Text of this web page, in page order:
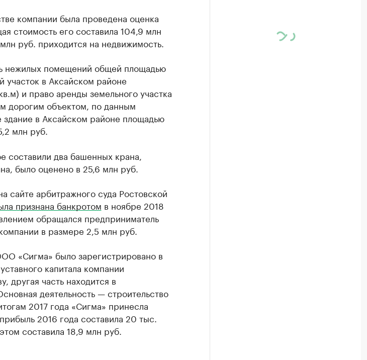
компании была проведена оценка
стоимость его составила 104,9 млн
руб. приходится на недвижимость.
нежилых помещений общей площадью
участок в Аксайском районе
и право аренды земельного участка
дорогим объектом, по данным
в Аксайском районе площадью
млн руб.
два башенных крана,
было оценено в 25,6 млн руб.
сайте арбитражного суда Ростовской
признана банкротом в ноябре 2018
обращался предприниматель
в размере 2,5 млн руб.
«Сигма» было зарегистрировано в
капитала компании
другая часть находится в
деятельность — строительство
2017 года «Сигма» принесла
2016 года составила 20 тыс.
составила 18,9 млн руб.